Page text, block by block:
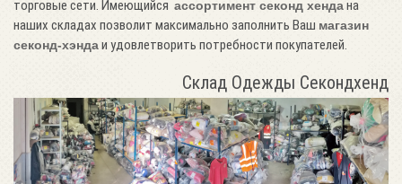
торговые сети. Имеющийся ассортимент секонд хендана
наших складах позволит максимально заполнить Ваш магазин
секонд-хэндаи удовлетворить потребности покупателей.
Склад Одежды Секондхенд